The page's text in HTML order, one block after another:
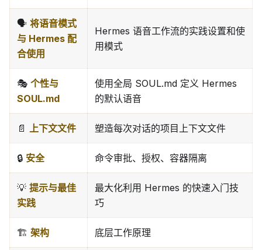
🗣️ 将语音模式
与 Hermes 配
合使用
Hermes 语音工作流的实践设置和使
用模式
🎭 个性与
SOUL.md
使用全局 SOUL.md 定义 Hermes
的默认语音
📄 上下文文件 塑造每次对话的项目上下文文件
🔒 安全 命令审批、授权、容器隔离
💡 提示与最佳
实践
最大化利用 Hermes 的快速入门技
巧
🏗️ 架构 底层工作原理